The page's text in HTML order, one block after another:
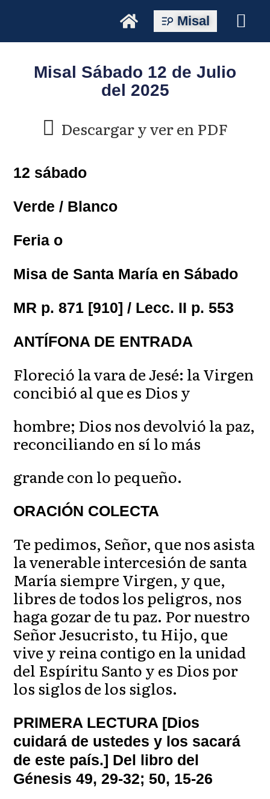
Misal
Misal Sábado 12 de Julio
del 2025
Descargar y ver en PDF
12 sábado
Verde / Blanco
Feria o
Misa de Santa María en Sábado
MR p. 871 [910] / Lecc. II p. 553
ANTÍFONA DE ENTRADA
Floreció la vara de Jesé: la Virgen
concibió al que es Dios y
hombre; Dios nos devolvió la paz,
reconciliando en sí lo más
grande con lo pequeño.
ORACIÓN COLECTA
Te pedimos, Señor, que nos asista
la venerable intercesión de santa
María siempre Virgen, y que,
libres de todos los peligros, nos
haga gozar de tu paz. Por nuestro
Señor Jesucristo, tu Hijo, que
vive y reina contigo en la unidad
del Espíritu Santo y es Dios por
los siglos de los siglos.
PRIMERA LECTURA [Dios
cuidará de ustedes y los sacará
de este país.] Del libro del
Génesis 49, 29-32; 50, 15-26